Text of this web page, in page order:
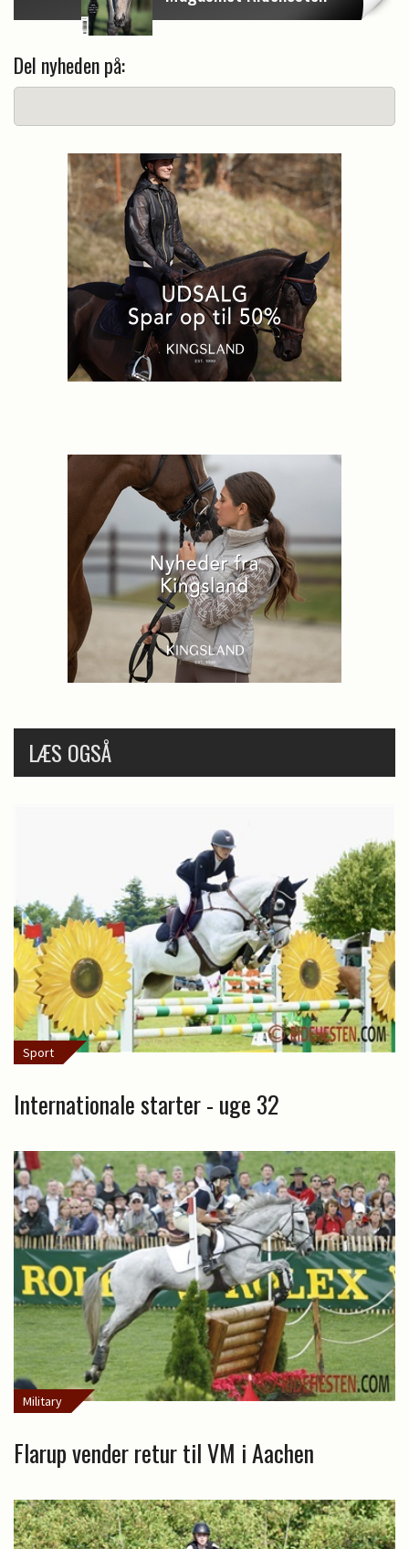
Del nyheden på:
LÆS OGSÅ
Sport
Internationale starter - uge 32
Military
Flarup vender retur til VM i Aachen